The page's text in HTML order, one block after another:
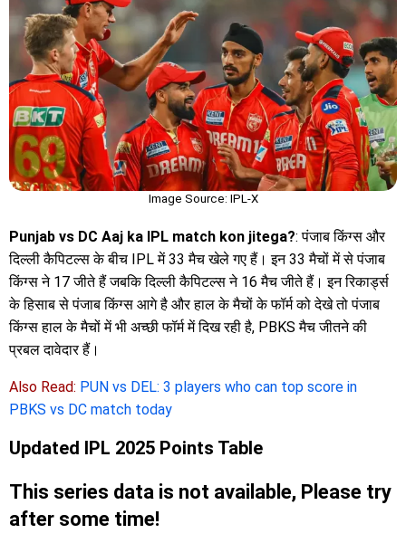
Image Source: IPL-X
Punjab vs DC Aaj ka IPL match kon jitega?: पंजाब किंग्स और
दिल्ली कैपिटल्स के बीच IPL में 33 मैच खेले गए हैं। इन 33 मैचों में से पंजाब
किंग्स ने 17 जीते हैं जबकि दिल्ली कैपिटल्स ने 16 मैच जीते हैं। इन रिकार्ड्स
के हिसाब से पंजाब किंग्स आगे है और हाल के मैचों के फॉर्म को देखे तो पंजाब
किंग्स हाल के मैचों में भी अच्छी फॉर्म में दिख रही है, PBKS मैच जीतने की
प्रबल दावेदार हैं।
Also Read: PUN vs DEL: 3 players who can top score in
PBKS vs DC match today
Updated IPL 2025 Points Table
This series data is not available, Please try
after some time!